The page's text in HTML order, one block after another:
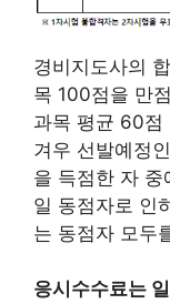
경비지도사의
목 100점을 만
과목 평균 60점
겨우 선발예정
을 득점한 자
일 동점자로 인
는 동점자 모두
응시수수료는